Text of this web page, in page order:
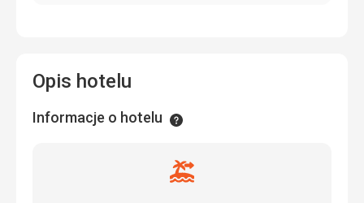
Opis hotelu
Informacje o hotelu Informacje
Odległość